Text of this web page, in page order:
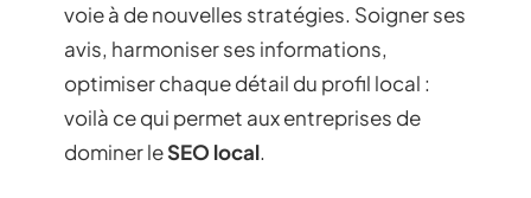
voie à de nouvelles stratégies. Soigner ses
avis, harmoniser ses informations,
optimiser chaque détail du profil local :
voilà ce qui permet aux entreprises de
dominer leSEO local.